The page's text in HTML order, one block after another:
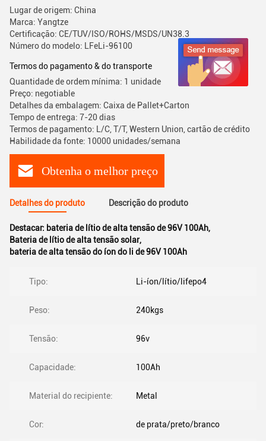
Lugar de origem: China
Marca: Yangtze
Certificação: CE/TUV/ISO/ROHS/MSDS/UN38.3
Número do modelo: LFeLi-96100
Termos do pagamento & do transporte
Quantidade de ordem mínima: 1 unidade
Preço: negotiable
Detalhes da embalagem: Caixa de Pallet+Carton
Tempo de entrega: 7-20 dias
Termos de pagamento: L/C, T/T, Western Union, cartão de crédito
Habilidade da fonte: 10000 unidades/semana
Obtenha o melhor preço
Detalhes do produto Descrição do produto
Destacar: bateria de lítio de alta tensão de 96V 100Ah,
Bateria de lítio de alta tensão solar,
bateria de alta tensão do íon do li de 96V 100Ah
Tipo: Li-íon/lítio/lifepo4
Peso: 240kgs
Tensão: 96v
Capacidade: 100Ah
Material do recipiente: Metal
Cor: de prata/preto/branco